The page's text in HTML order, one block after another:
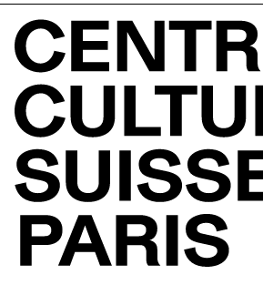
Éditions
Informations
FR/EN
HORS LES MURS